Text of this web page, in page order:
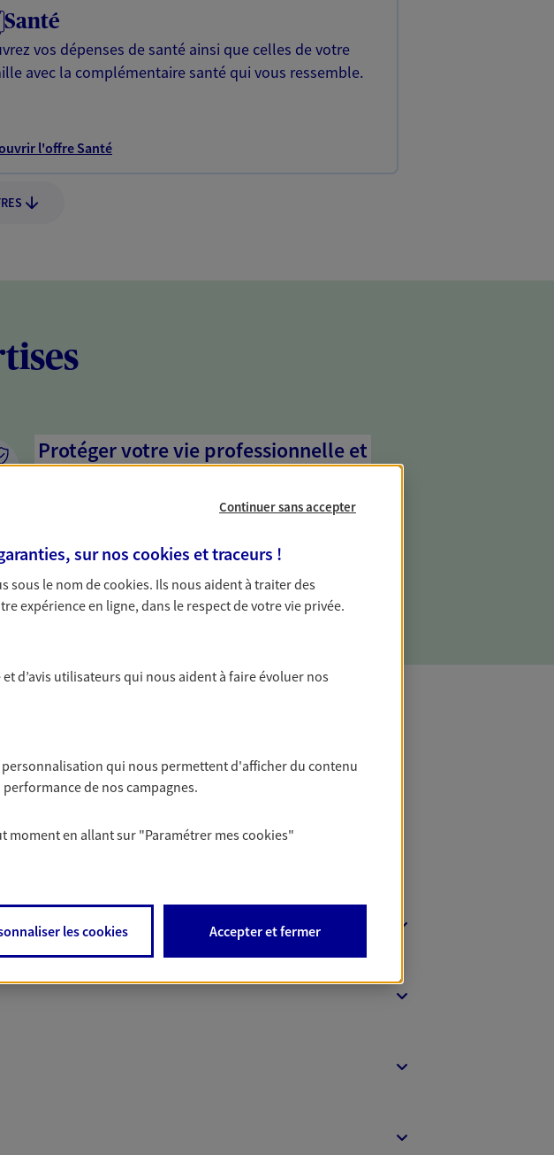
Santé
vos dépenses de santé ainsi que celles de votre
avec la complémentaire santé qui vous ressemble.
l'offre Santé
Protéger votre vie professionnelle et
Nous sommes à votre écoute pour vous proposer des
activité, mais aussi les risques liés à votre vie privée. Un seul
interlocuteur pour tous vos besoins, ça change tout.
et Protection
Continuer sans accepter
sur nos cookies et traceurs !
sous le nom decookies. Ils nous aident à traiter des
expérience en ligne, dans le respect de votre vie privée.
et d’avis utilisateurs qui nous aident à faire évoluer nos
qui nous permettent d'afficher du contenu
de nos campagnes.
moment en allant sur "Paramétrer mescookies"
les cookies Accepter et fermer